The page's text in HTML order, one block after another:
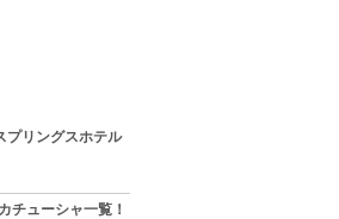
プリングスホテル
チューシャ一覧！